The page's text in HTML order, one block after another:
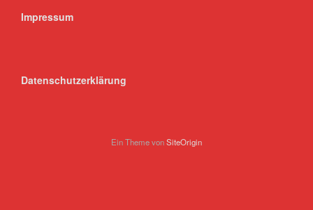
Impressum
Datenschutzerklärung
Ein Theme vonSiteOrigin